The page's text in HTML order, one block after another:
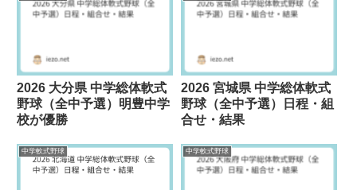
2026 大分県 中学総体軟式
野球（全中予選）明豊中学
校が優勝
2026 宮城県 中学総体軟式
野球（全中予選）日程・組
合せ・結果
中学軟式野球 中学軟式野球